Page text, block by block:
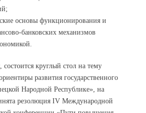
основы функционирования и
банковских механизмов
круглый стол на тему
развития государственного
Народной Республике», на
резолюция IV Международной